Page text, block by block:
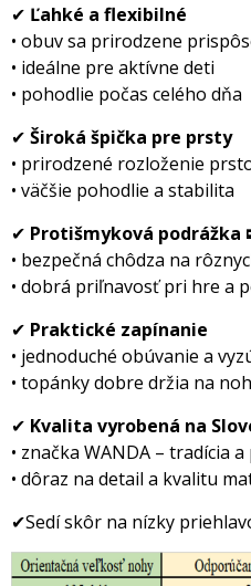
✔ Ľahké a flexibilné
• obuv sa prirodzene
• ideálne pre aktívne deti
• pohodlie počas celého dňa
✔ iroká špička pre prsty
• prirodzené rozloženie
• väčšie pohodlie a stabilita
✔ Protišmyková podrážka
• bezpečná chôdza na
• dobrá priľnavosť pri hre a
✔ Praktické zapínanie
• jednoduché obúvanie a
• topánky dobre držia na
✔ Kvalita vyrobená na
• značka WANDA – tradícia
• dôraz na detail a kvalitu
✔Sedí skôr na nízky